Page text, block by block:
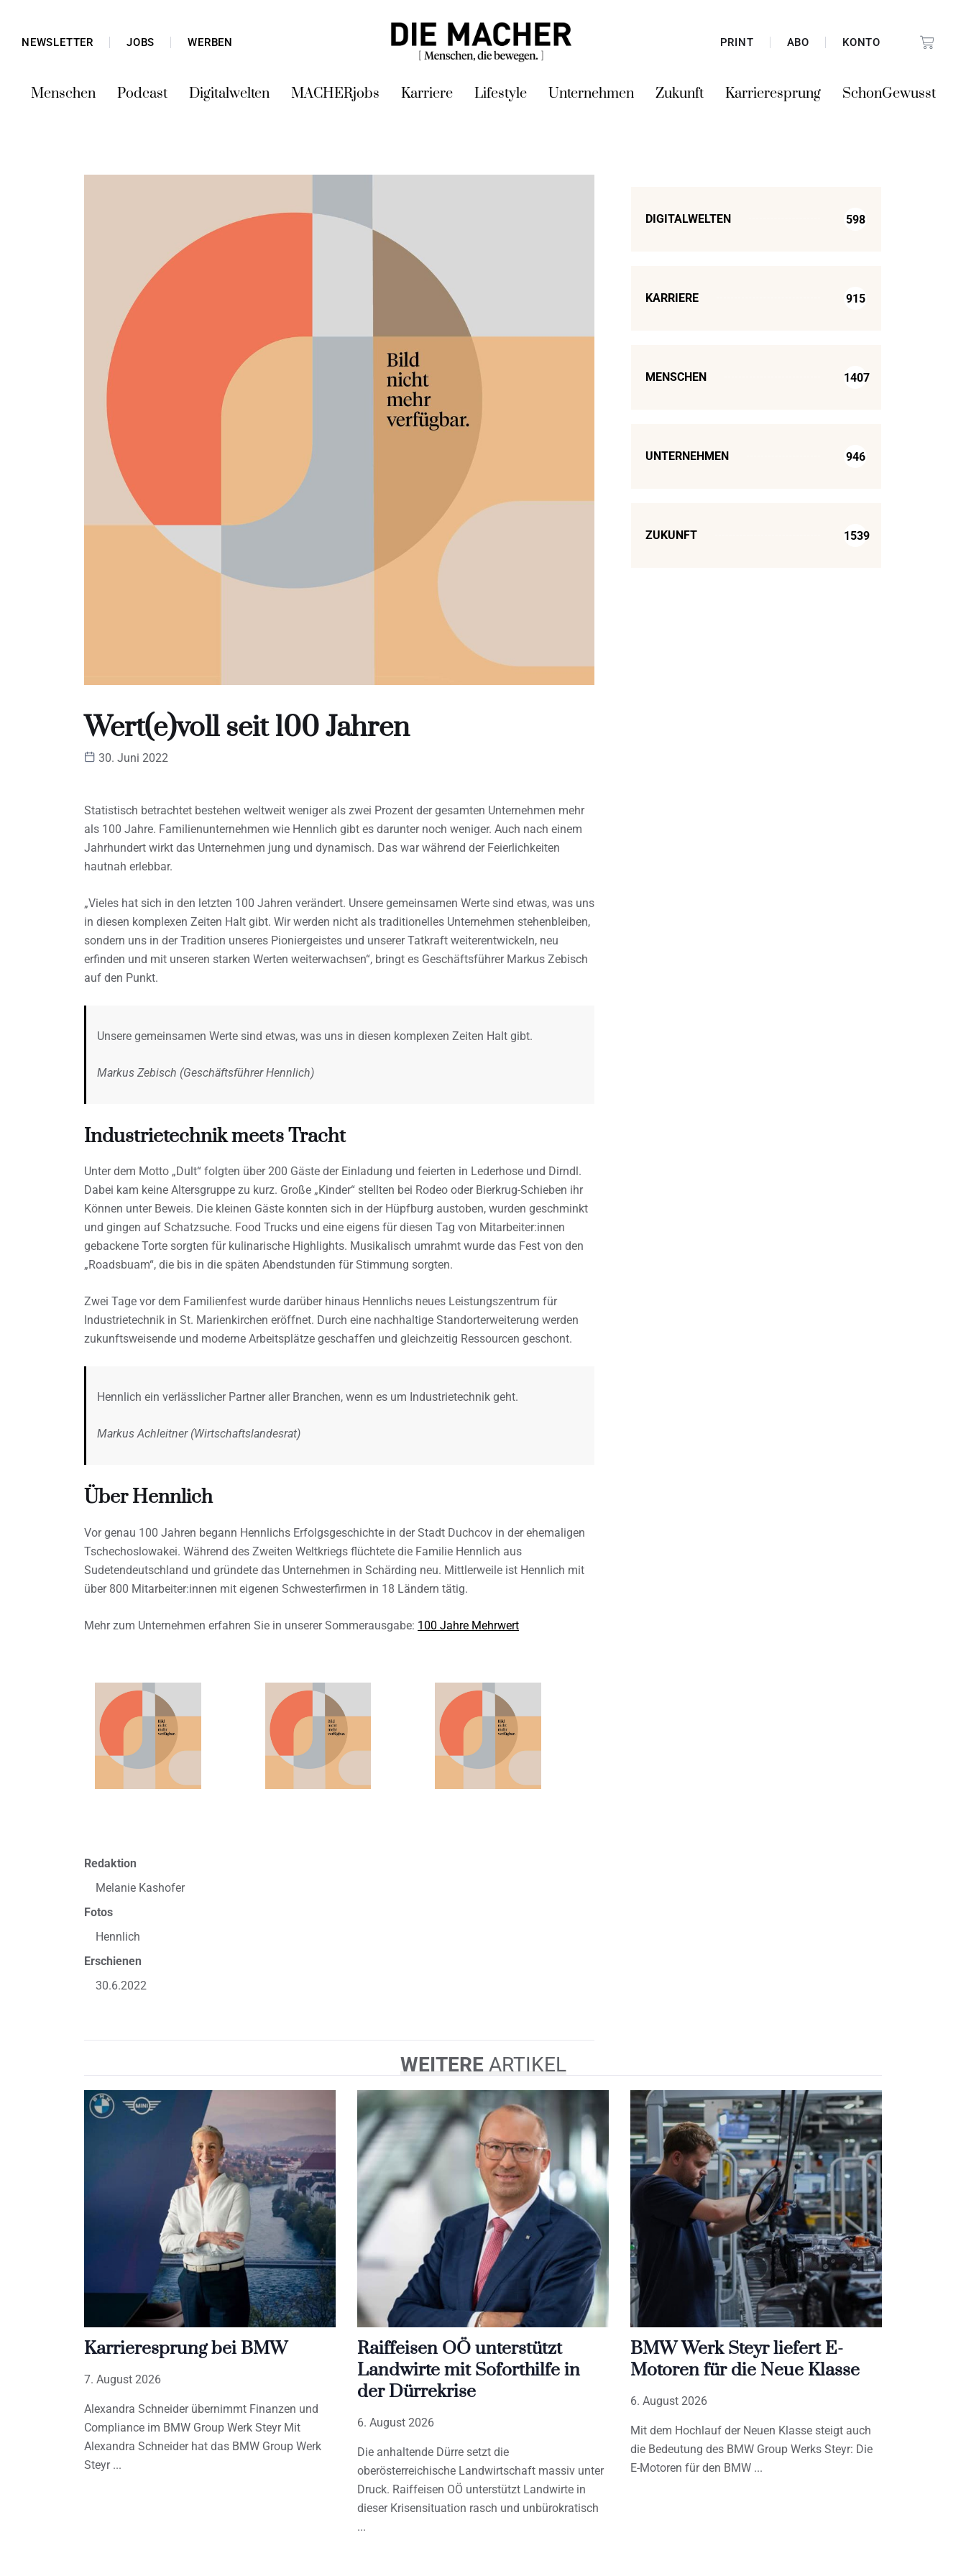
NEWSLETTER JOBS WERBEN PRINT ABO KONTO
Menschen Podcast Digitalwelten MACHERjobs Karriere Lifestyle Unternehmen Zukunft Karrieresprung SchonGewusst
Wert(e)voll seit 100 Jahren
30. Juni 2022
Statistisch betrachtet bestehen weltweit weniger als zwei Prozent der gesamten Unternehmen mehr
als 100 Jahre. Familienunternehmen wie Hennlich gibt es darunter noch weniger. Auch nach einem
Jahrhundert wirkt das Unternehmen jung und dynamisch. Das war während der Feierlichkeiten
hautnah erlebbar.
„Vieles hat sich in den letzten 100 Jahren verändert. Unsere gemeinsamen Werte sind etwas, was uns
in diesen komplexen Zeiten Halt gibt. Wir werden nicht als traditionelles Unternehmen stehenbleiben,
sondern uns in der Tradition unseres Pioniergeistes und unserer Tatkraft weiterentwickeln, neu
erfinden und mit unseren starken Werten weiterwachsen“, bringt es Geschäftsführer Markus Zebisch
auf den Punkt.
Unsere gemeinsamen Werte sind etwas, was uns in diesen komplexen Zeiten Halt gibt.
Markus Zebisch (Geschäftsführer Hennlich)
Industrietechnik meets Tracht
Unter dem Motto „Dult“ folgten über 200 Gäste der Einladung und feierten in Lederhose und Dirndl.
Dabei kam keine Altersgruppe zu kurz. Große „Kinder“ stellten bei Rodeo oder Bierkrug-Schieben ihr
Können unter Beweis. Die kleinen Gäste konnten sich in der Hüpfburg austoben, wurden geschminkt
und gingen auf Schatzsuche. Food Trucks und eine eigens für diesen Tag von Mitarbeiter:innen
gebackene Torte sorgten für kulinarische Highlights. Musikalisch umrahmt wurde das Fest von den
„Roadsbuam“, die bis in die späten Abendstunden für Stimmung sorgten.
Zwei Tage vor dem Familienfest wurde darüber hinaus Hennlichs neues Leistungszentrum für
Industrietechnik in St. Marienkirchen eröffnet. Durch eine nachhaltige Standorterweiterung werden
zukunftsweisende und moderne Arbeitsplätze geschaffen und gleichzeitig Ressourcen geschont.
Hennlich ein verlässlicher Partner aller Branchen, wenn es um Industrietechnik geht.
Markus Achleitner (Wirtschaftslandesrat)
Über Hennlich
Vor genau 100 Jahren begann Hennlichs Erfolgsgeschichte in der Stadt Duchcov in der ehemaligen
Tschechoslowakei. Während des Zweiten Weltkriegs flüchtete die Familie Hennlich aus
Sudetendeutschland und gründete das Unternehmen in Schärding neu. Mittlerweile ist Hennlich mit
über 800 Mitarbeiter:innen mit eigenen Schwesterfirmen in 18 Ländern tätig.
Mehr zum Unternehmen erfahren Sie in unserer Sommerausgabe: 100 Jahre Mehrwert
Redaktion
Melanie Kashofer
Fotos
Hennlich
Erschienen
30.6.2022
DIGITALWELTEN 598
KARRIERE 915
MENSCHEN 1407
UNTERNEHMEN 946
ZUKUNFT 1539
WEITERE ARTIKEL
Karrieresprung bei BMW
7. August 2026
Alexandra Schneider übernimmt Finanzen und
Compliance im BMW Group Werk Steyr Mit
Alexandra Schneider hat das BMW Group Werk
Steyr
Raiffeisen OÖ unterstützt
Landwirte mit Soforthilfe in
der Dürrekrise
6. August 2026
Die anhaltende Dürre setzt die
oberösterreichische Landwirtschaft massiv unter
Druck. Raiffeisen OÖ unterstützt Landwirte in
dieser Krisensituation rasch und unbürokratisch
BMW Werk Steyr liefert E-
Motoren für die Neue Klasse
6. August 2026
Mit dem Hochlauf der Neuen Klasse steigt auch
die Bedeutung des BMW Group Werks Steyr: Die
E-Motoren für den BMW